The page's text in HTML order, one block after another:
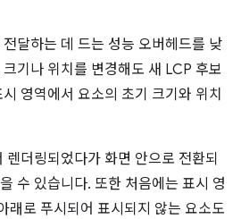
달하는 데 드는 성능 오버헤드를 낮
기나 위치를 변경해도 새 LCP 후보
영역에서 요소의 초기 크기와 위치
더링되었다가 화면 안으로 전환되
수 있습니다. 또한 처음에는 표시 영
래로 푸시되어 표시되지 않는 요소도